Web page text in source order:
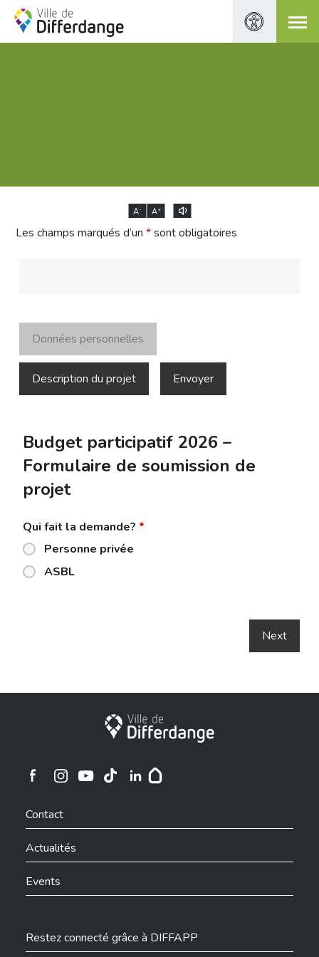
A- A+
Les champs marqués d’un*sont obligatoires
Données personnelles
Description du projet Envoyer
Budget participatif 2026 –
Formulaire de soumission de
projet
Qui fait la demande? *
Personne privée
ASBL
Ville de Differdange
Ville de Differdange sur Instagram
Contact
Actualités
Events
Restez connecté grâce à DIFFAPP